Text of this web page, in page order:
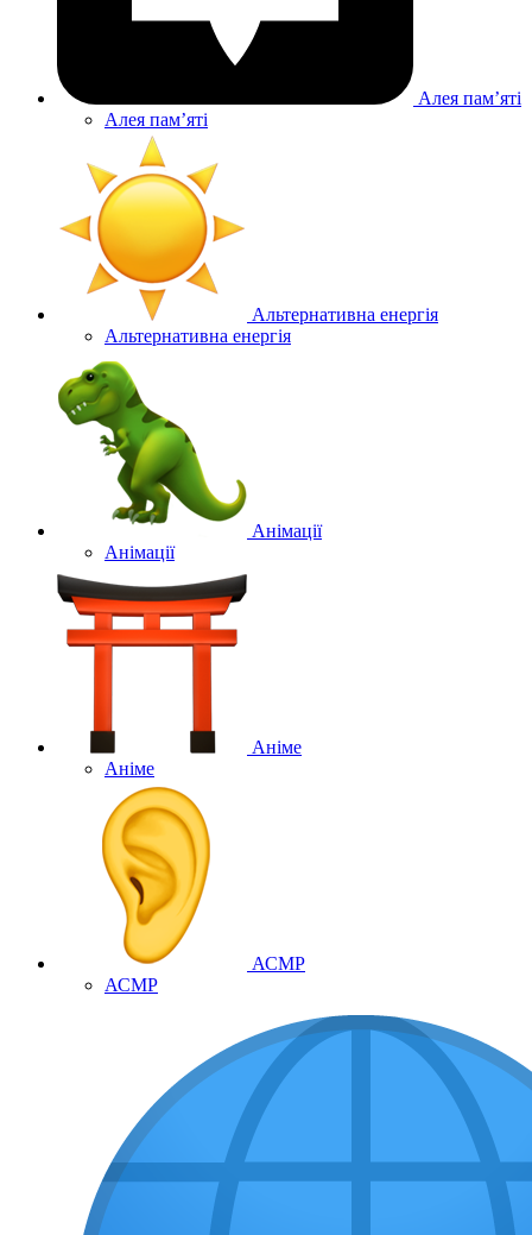
Алея памʼяті
Алея памʼяті
Альтернативна енергія
Альтернативна енергія
Анімації
Анімації
Аніме
Аніме
АСМР
АСМР